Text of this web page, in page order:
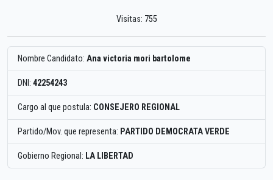
Visitas: 755
Nombre Candidato: Ana victoria mori bartolome
DNI: 42254243
Cargo al que postula: CONSEJERO REGIONAL
Partido/Mov. que representa: PARTIDO DEMOCRATA VERDE
Gobierno Regional: LA LIBERTAD